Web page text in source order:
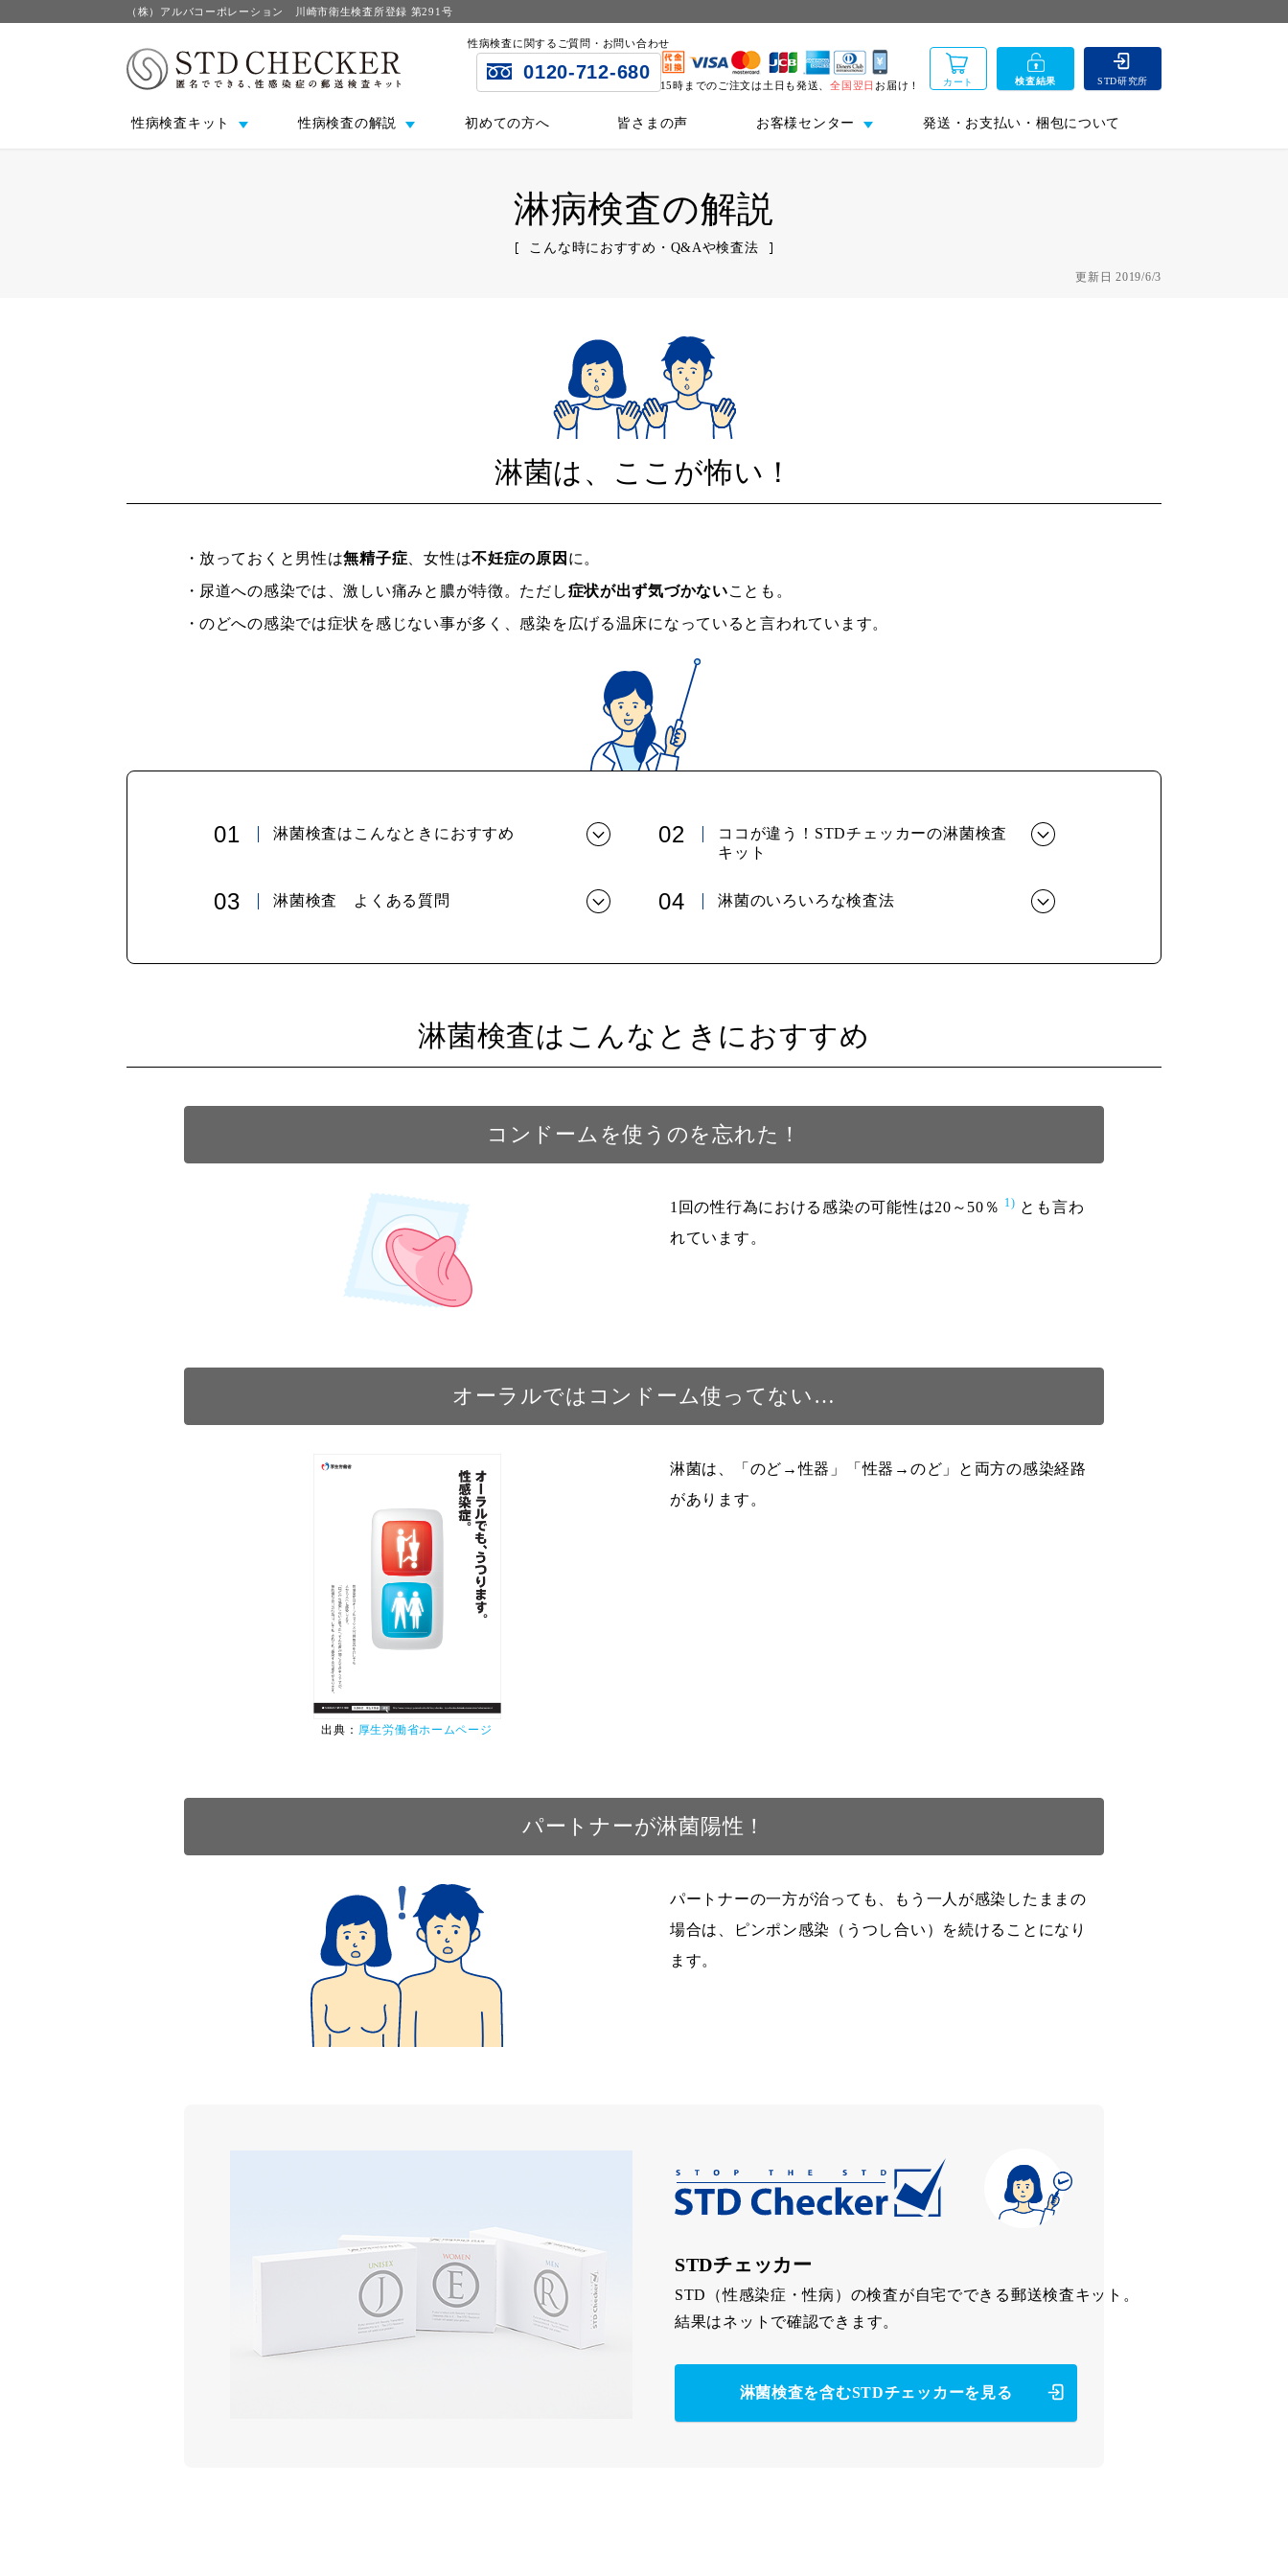
（株）アルバコーポレーション 川崎市衛生検査所登録 第291号
性病検査に関するご質問・お問い合わせ
0120-712-680 カート 検査結果
15時までのご注文は土日も発送、全国翌日 お届け！
性病検査キット 性病検査の解説 初めての方へ 皆さまの声 お客様センター 発送・お支払い・梱包について
STD研究所
淋病検査の解説
こんな時におすすめ・Q&Aや検査法
更新日 2019/6/3
淋菌は、ここが怖い！
・ 放っておくと男性は無精子症 、女性は不妊症の原因 に。
・ 尿道への感染では、激しい痛みと膿が特徴。ただし症状が出ず気づかないことも。
・のどへの感染では症状を感じない事が多く、感染を広げる温床になっていると言われています。
淋菌検査はこんなときにおすすめ
ココが違う！STDチェッカーの淋菌検査
キット
淋菌検査 よくある質問 淋菌のいろいろな検査法
淋菌検査は こんなときにおすすめ
コンドームを使うのを忘れた！
1回の性行為における感染の可能性は20～50％ 1) とも言わ
れています。
オーラルではコンドーム使ってない…
淋菌は、「のど→性器」「性器→のど」と両方の感染経路
があります。
出典： 厚生労働省ホームページ
パートナーが淋菌陽性！
パートナーの一方が治っても、もう一人が感染したままの
場合は、ピンポン感染（うつし合い）を続けることになり
ます。
STDチェッカー
STD（性感染症・性病）の検査が自宅でできる郵送検査キット。
結果はネットで確認できます。
淋菌検査を含むSTDチェッカーを見る